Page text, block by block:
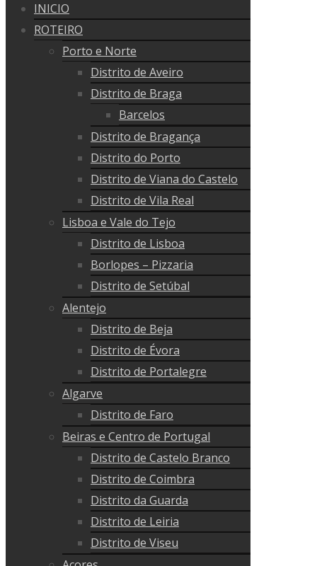
INICIO
ROTEIRO
Porto e Norte
Distrito de Aveiro
Distrito de Braga
Barcelos
Distrito de Bragança
Distrito do Porto
Distrito de Viana do Castelo
Distrito de Vila Real
Lisboa e Vale do Tejo
Distrito de Lisboa
Borlopes – Pizzaria
Distrito de Setúbal
Alentejo
Distrito de Beja
Distrito de Évora
Distrito de Portalegre
Algarve
Distrito de Faro
Beiras e Centro de Portugal
Distrito de Castelo Branco
Distrito de Coimbra
Distrito da Guarda
Distrito de Leiria
Distrito de Viseu